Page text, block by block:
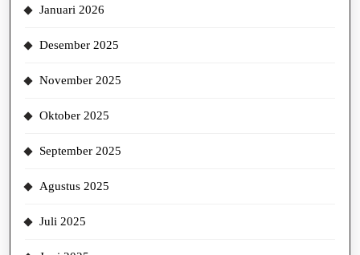
Januari 2026
Desember 2025
November 2025
Oktober 2025
September 2025
Agustus 2025
Juli 2025